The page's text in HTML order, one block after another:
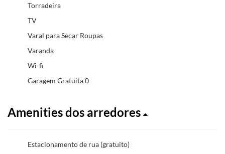
Torradeira
TV
Varal para Secar Roupas
Varanda
Wi-fi
Garagem Gratuita 0
Amenities dos arredores
Estacionamento de rua (gratuito)